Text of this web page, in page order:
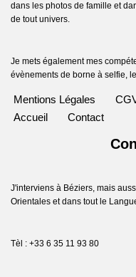
dans les photos de famille et
de tout univers.
Je mets également mes
évènements de borne à selfie,
Mentions Légales
Accueil
Contact
J'interviens à Béziers, mais
Orientales et dans tout le
Tèl : +33 6 35 11 93 80